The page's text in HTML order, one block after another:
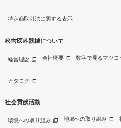
特定商取引法に関する表示
松吉医科器械について
経営理念 会社概要 数字で見るマツヨ
カタログ
社会貢献活動
環境への取り組み 地域への取り組み